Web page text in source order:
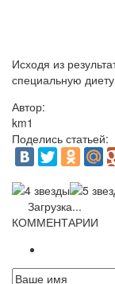
Исходя из
специальную
Автор:
km1
Поделись статьей:
Загрузка...
КОММЕНТАРИИ